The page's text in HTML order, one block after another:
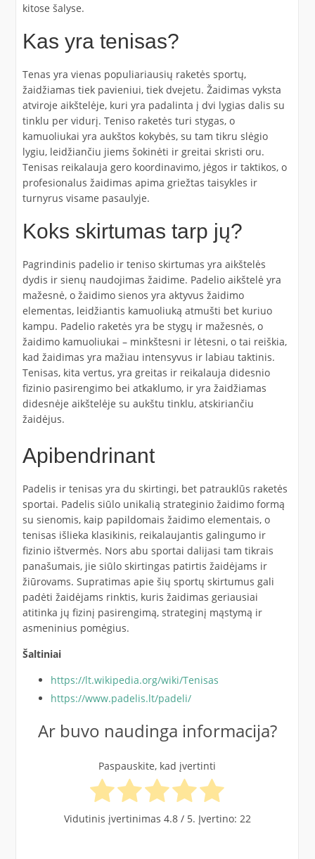
kitose šalyse.
Kas yra tenisas?
Tenas yra vienas populiariausių raketės sportų,
žaidžiamas tiek pavieniui, tiek dvejetu. Žaidimas vyksta
atviroje aikštelėje, kuri yra padalinta į dvi lygias dalis su
tinklu per vidurį. Teniso raketės turi stygas, o
kamuoliukai yra aukštos kokybės, su tam tikru slėgio
lygiu, leidžiančiu jiems šokinėti ir greitai skristi oru.
Tenisas reikalauja gero koordinavimo, jėgos ir taktikos, o
profesionalus žaidimas apima griežtas taisykles ir
turnyrus visame pasaulyje.
Koks skirtumas tarp jų?
Pagrindinis padelio ir teniso skirtumas yra aikštelės
dydis ir sienų naudojimas žaidime. Padelio aikštelė yra
mažesnė, o žaidimo sienos yra aktyvus žaidimo
elementas, leidžiantis kamuoliuką atmušti bet kuriuo
kampu. Padelio raketės yra be stygų ir mažesnės, o
žaidimo kamuoliukai – minkštesni ir lėtesni, o tai reiškia,
kad žaidimas yra mažiau intensyvus ir labiau taktinis.
Tenisas, kita vertus, yra greitas ir reikalauja didesnio
fizinio pasirengimo bei atkaklumo, ir yra žaidžiamas
didesnėje aikštelėje su aukštu tinklu, atskiriančiu
žaidėjus.
Apibendrinant
Padelis ir tenisas yra du skirtingi, bet patrauklūs raketės
sportai. Padelis siūlo unikalią strateginio žaidimo formą
su sienomis, kaip papildomais žaidimo elementais, o
tenisas išlieka klasikinis, reikalaujantis galingumo ir
fizinio ištvermės. Nors abu sportai dalijasi tam tikrais
panašumais, jie siūlo skirtingas patirtis žaidėjams ir
žiūrovams. Supratimas apie šių sportų skirtumus gali
padėti žaidėjams rinktis, kuris žaidimas geriausiai
atitinka jų fizinį pasirengimą, strateginį mąstymą ir
asmeninius pomėgius.
Šaltiniai
https://lt.wikipedia.org/wiki/Tenisas
https://www.padelis.lt/padeli/
Ar buvo naudinga informacija?
Paspauskite, kad įvertinti
Vidutinis įvertinimas 4.8/ 5. Įvertino: 22